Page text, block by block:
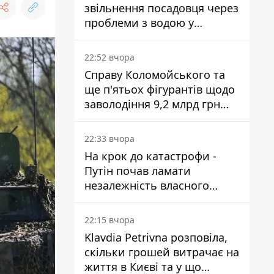
звільнення посадовця через
проблеми з водою у
Марганці
22:52 вчора
Справу Коломойського та
ще п'ятьох фігурантів щодо
заволодіння 9,2 млрд грн
ПриватБанку скерували до
суду
22:33 вчора
На крок до катастрофи -
Путін почав ламати
незалежність власного
Центробанку, змусивши
знизити базову ставку
22:15 вчора
Klavdia Petrivna розповіла,
скільки грошей витрачає на
життя в Києві та у що